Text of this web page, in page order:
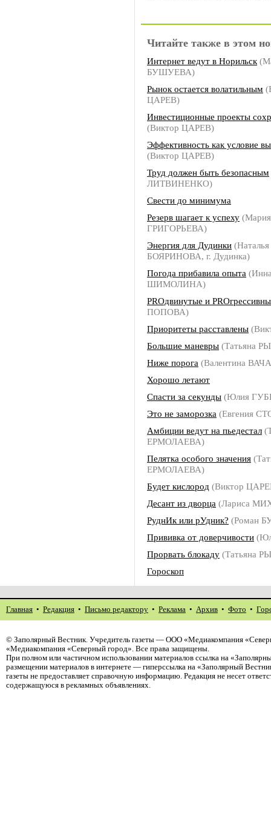
Читайте также в этом
Интернет ведут в Норильск
БУШУЕВА)
Рынок остается волатильным
ЦАРЕВ)
Инвестиционные проекты
(Виктор ЦАРЕВ)
Эффективность как условие
(Виктор ЦАРЕВ)
Труд должен быть безопасным
ЛИТВИНЕНКО)
Свести до минимума
Резерв шагает к успеху (Мария
ГРИГОРЬЕВА)
Энергия для Дудинки (Наталья
БОЯРИНОВА, г. Дудинка)
Погода прибавила опыта
ШИМОЛИНА)
PROдвинутые и
ПОПОВА)
Приоритеты расставлены
Большие маневры (Татьяна
Ниже порога (Валентина
Хорошо летают
Спасти за секунды (Юлия
Это не заморозка (Евгения
Амбиции ведут на пьедестал
ЕРМОЛАЕВА)
Пелятка особого значения
ЕРМОЛАЕВА)
Будет кислород (Виктор
Десант из дворца (Лариса
РуднИк или рУдник? (Роман
Прививка от доверчивости
Прорвать блокаду (Татьяна
Гороскоп
Главная • Редакция • Письмо редактору • Реклама • Архив • Фото •
© Заполярный Вестник. Учредитель газеты — ООО «Медиакомпания
«Медиакомпания «Северный город». Все права защищены.
При полном или частичном использовании материалов ссылка на
размещении материалов в интернете — гиперссылка на «Заполярный
газеты не предоставляет справочную информацию. Редакция не несет
содержащуюся в рекламных объявлениях.